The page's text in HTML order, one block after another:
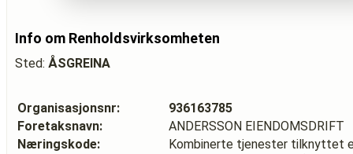
Info om Renholdsvirksomheten
Sted: ÅSGREINA
Organisasjonsnr:
936163785
Foretaksnavn:
ANDERSSON EIENDOMSDRIFT
Næringskode:
Kombinerte tjenester tilknyttet